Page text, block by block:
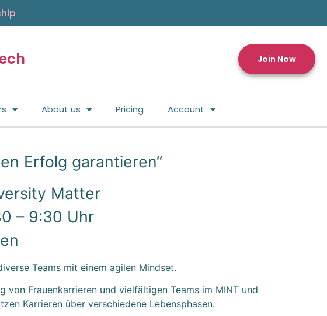
Join Now
About us Pricing Account
Erfolg garantieren“
Matter
– 9:30 Uhr
Teams mit einem agilen Mindset.
Frauenkarrieren und vielfältigen Teams im MINT und
Karrieren über verschiedene Lebensphasen.